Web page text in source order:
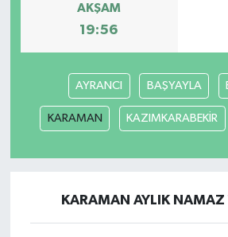
AKŞAM
19:56
AYRANCI BAŞYAYLA
KARAMAN KAZIMKARABEKİR
KARAMAN AYLIK NAMAZ